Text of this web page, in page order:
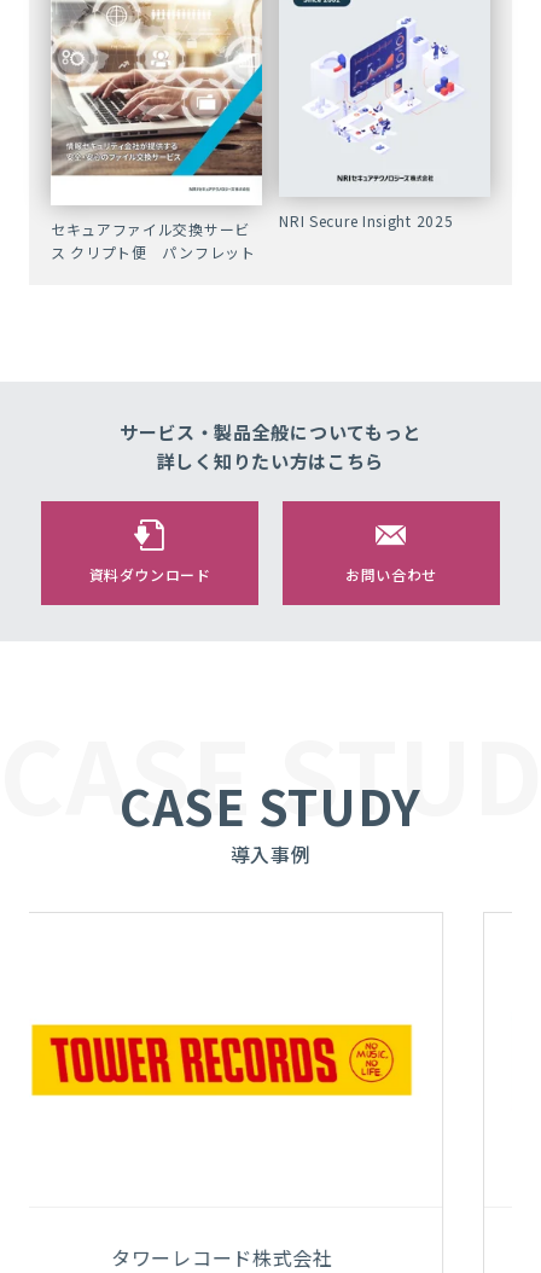
セキュアファイル交換サービ
ス クリプト便 パンフレット
NRI Secure Insight 2025
サービス・製品全般についてもっと
詳しく知りたい方はこちら
資料ダウンロード お問い合わせ
CASE
CASE STUDY
導入事例
タワーレコード株式会社